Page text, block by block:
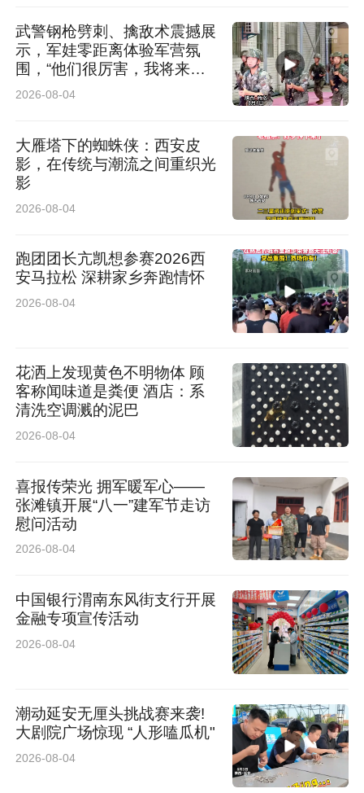
武警钢枪劈刺、擒敌术震撼展
示，军娃零距离体验军营氛
围，“他们很厉害，我将来也
想当军人”
2026-08-04
大雁塔下的蜘蛛侠：西安皮
影，在传统与潮流之间重织光
影
2026-08-04
跑团团长亢凯想参赛2026西
安马拉松 深耕家乡奔跑情怀
2026-08-04
花洒上发现黄色不明物体 顾
客称闻味道是粪便 酒店：系
清洗空调溅的泥巴
2026-08-04
喜报传荣光 拥军暖军心——
张滩镇开展“八一”建军节走访
慰问活动
2026-08-04
中国银行渭南东风街支行开展
金融专项宣传活动
2026-08-04
潮动延安无厘头挑战赛来袭!
大剧院广场惊现 “人形嗑瓜机"
2026-08-04